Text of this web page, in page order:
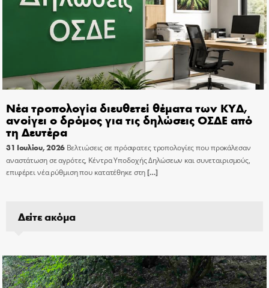
Νέα τροπολογία διευθετεί θέματα των ΚΥΔ,
ανοίγει ο δρόμος για τις δηλώσεις ΟΣΔΕ από
τη Δευτέρα
31 Ιουλίου, 2026 Βελτιώσεις σε πρόσφατες τροπολογίες που προκάλεσαν
αναστάτωση σε αγρότες, Κέντρα Υποδοχής Δηλώσεων και συνεταιρισμούς,
επιφέρει νέα ρύθμιση που κατατέθηκε στη[…]
Δείτε ακόμα